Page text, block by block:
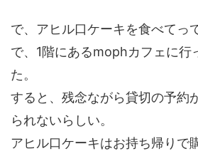
で、アヒル口ケーキを食べてっ
で、1階にあるmophカフェに行
た。
すると、残念ながら貸切の予約
られないらしい。
アヒル口ケーキはお持ち帰りで